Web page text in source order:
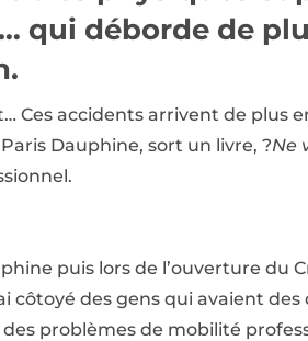
qui déborde de
Ces accidents arrivent de plus
Dauphine, sort un livre, ?Ne
puis lors de l’ouverture du
côtoyé des gens qui avaient
problèmes de mobilité